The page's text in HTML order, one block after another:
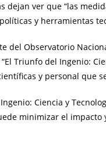
ver que “las
y herramientas
del Observatorio
Triunfo del Ingenio:
y personal que
Ciencia y
minimizar el impacto